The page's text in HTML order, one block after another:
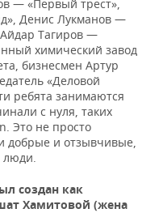
— «Первый трест»,
Денис Лукманов —
Тагиров —
химический завод
бизнесмен Артур
«Деловой
ребята занимаются
с нуля, таких
Это не просто
добрые и отзывчивые,
люди.
создан как
Хамитовой (жена